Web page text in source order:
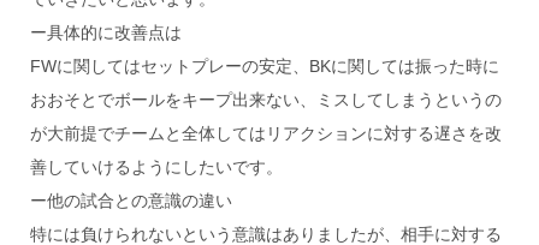
ー具体的に改善点は
FWに関してはセットプレーの安定、BKに関しては振った時に
おおそとでボールをキープ出来ない、ミスしてしまうというの
が大前提でチームと全体してはリアクションに対する遅さを改
善していけるようにしたいです。
ー他の試合との意識の違い
特には負けられないという意識はありましたが、相手に対する